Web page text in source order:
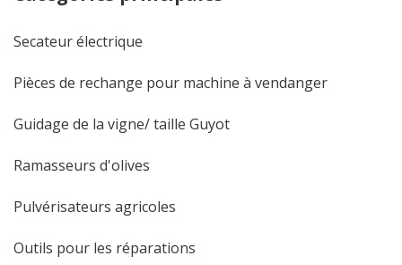
Secateur électrique
Pièces de rechange pour machine à vendanger
Guidage de la vigne/ taille Guyot
Ramasseurs d'olives
Pulvérisateurs agricoles
Outils pour les réparations